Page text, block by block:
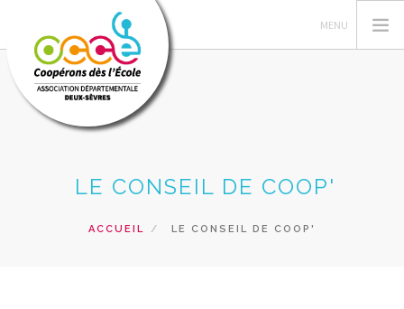
GERER SA COOPERATIVE
LE CONSEIL DE COOP'
ACCUEIL LE CONSEIL DE COOP'